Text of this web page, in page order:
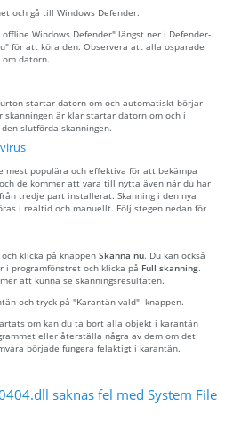
och gå till Windows Defender.
Windows Defender" längst ner i Defender-
för att köra den. Observera att alla osparade
datorn.
startar datorn om och automatiskt börjar
skanningen är klar startar datorn om och i
slutförda skanningen.
mest populära och effektiva för att bekämpa
de kommer att vara till nytta även när du har
tredje part installerat. Skanning i den nya
i realtid och manuellt. Följ stegen nedan för
och klicka på knappen Skanna nu. Du kan också
programfönstret och klicka på Full skanning.
att kunna se skanningsresultaten.
och tryck på "Karantän vald" -knappen.
om kan du ta bort alla objekt i karantän
eller återställa några av dem om det
började fungera felaktigt i karantän.
saknas fel med System File